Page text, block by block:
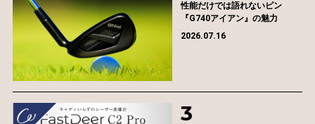
性能だけでは語れないピン
『G740アイアン』の魅力
2026.07.16